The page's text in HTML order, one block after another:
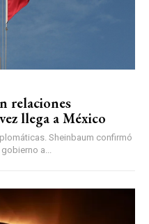
relaciones
llega a México
Sheinbaum confirmó
a...